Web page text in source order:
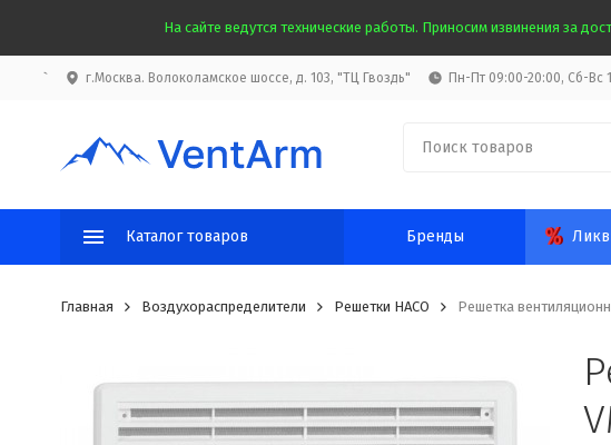
На сайте ведутся технические работы. Приносим извинения за
` г.Москва. Волоколамское шоссе, д. 103, "ТЦ Гвоздь" Пн-Пт 09:00-20:00, Сб-Вс
Каталог товаров Бренды
Главная Воздухораспределители Решетки HACO Решетка